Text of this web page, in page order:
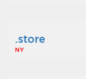
.store
NY